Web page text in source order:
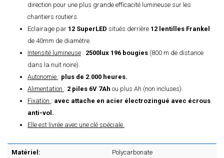
direction pour une plus grande efficacité lumineuse sur les
chantiers routiers.
Eclairage par 12 SuperLED situés derrière 12 lentilles Frankel
de 40mm de diamètre.
Intensité lumineuse : 2500lux 196 bougies (800 m de distance
dans la nuit noire).
Autonomie : plus de 2.000 heures.
Alimentation : 2 piles 6V 7Ah ou plus Ah (non incluses).
Fixation : avec attache en acier électrozingué avec écrous
anti-vol.
Elle est livrée avec une clé spéciale.
Matériel: Polycarbonate